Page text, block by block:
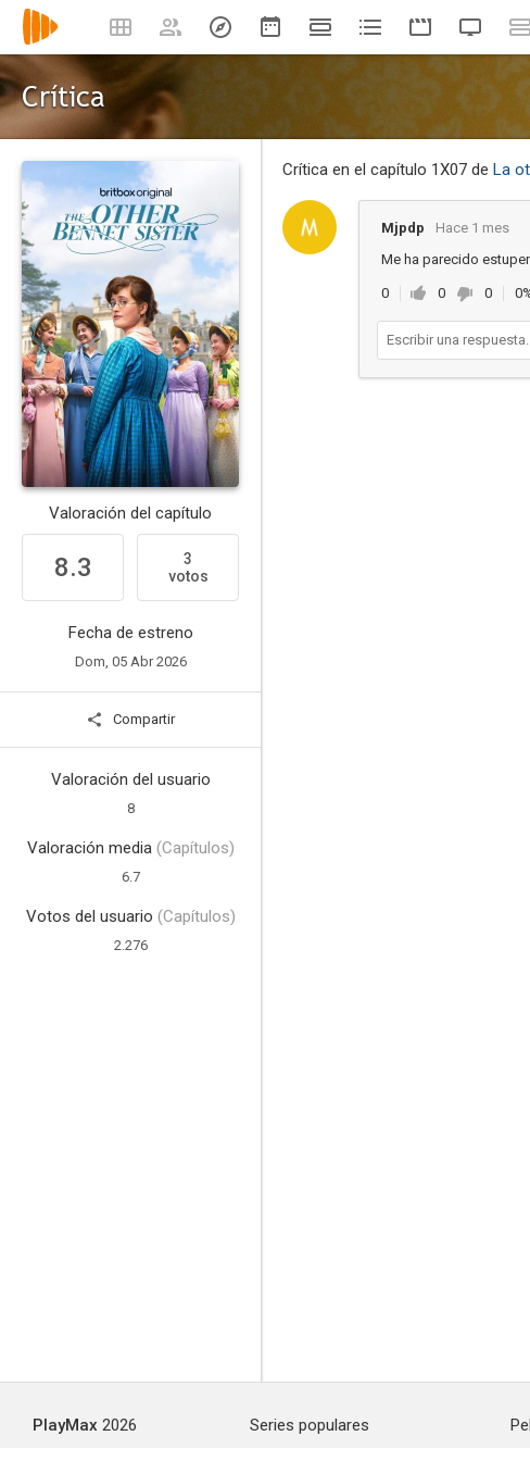
Crítica
Valoración del capítulo
8.3
3
votos
Fecha de estreno
Dom, 05 Abr 2026
Compartir
Valoración del usuario
8
Valoración media (Capítulos)
6.7
Votos del usuario (Capítulos)
2.276
Crítica en el capítulo 1X07 de La
Mjpdp Hace 1 mes
Me ha parecido
0 0 0
PlayMax 2026
Series populares